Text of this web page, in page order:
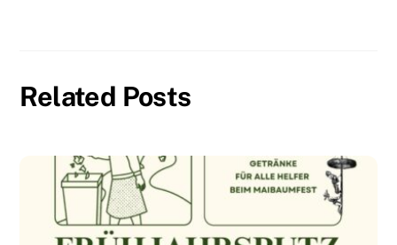
Related Posts